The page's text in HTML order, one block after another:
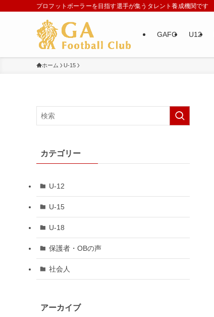
プロフットボーラーを目指す選手が集うタレント養成機関です
GAFC U12
ホーム U-15
カテゴリー
U-12
U-15
U-18
保護者・OBの声
社会人
アーカイブ